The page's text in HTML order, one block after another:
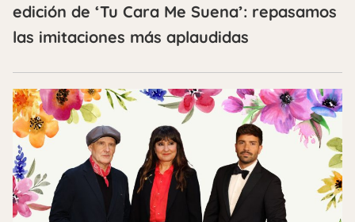
edición de ‘Tu Cara Me Suena’: repasamos
las imitaciones más aplaudidas